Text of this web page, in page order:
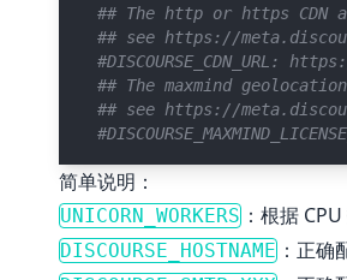
## The http or https
## see https://
#DISCOURSE_CDN_URL:
## The maxmind
## see https://
简单说明：
UNICORN_WORKERS：根据
DISCOURSE_HOSTNAME：正确